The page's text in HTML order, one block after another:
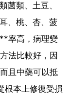
菌類、土豆、
、桃、杏、菠
率高，病理變
法比較好，因
且中藥可以抵
本上修復受損